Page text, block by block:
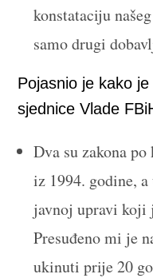
konstataciju
samo drugi
Pojasnio je kako
sjednice Vlade
Dva su zakona
iz 1994. godine,
javnoj upravi koji
Presuđeno mi je
ukinuti prije 20